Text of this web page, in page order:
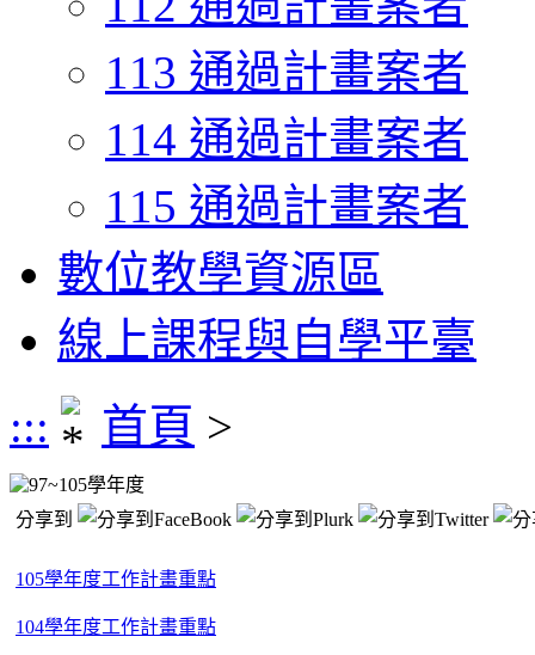
113 通過計畫案者
114 通過計畫案者
115 通過計畫案者
數位教學資源區
線上課程與自學平臺
:::
首頁 >
97~105學年度
分享到
105學年度工作計畫重點
104學年度工作計畫重點